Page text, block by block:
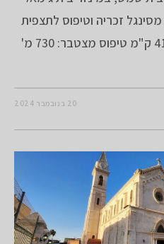
זכריה וטיפוס לתצפית
בתל עזקה. אורך המסלול: 41.9 ק"מ טיפוס מצטבר: 730 מ'
20 בנובמבר 2024